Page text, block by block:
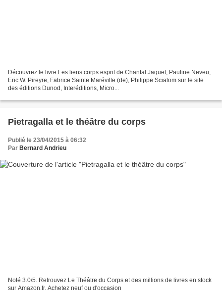
Découvrez le livre Les liens corps esprit de Chantal Jaquet, Pauline Neveu,
Eric W. Pireyre, Fabrice Sainte Maréville (de), Philippe Scialom sur le site
des éditions Dunod, Interéditions, Micro...
Pietragalla et le théâtre du corps
Publié le 23/04/2015 à 06:32
Par Bernard Andrieu
Noté 3.0/5. Retrouvez Le Théâtre du Corps et des millions de livres en stock
sur Amazon.fr. Achetez neuf ou d'occasion